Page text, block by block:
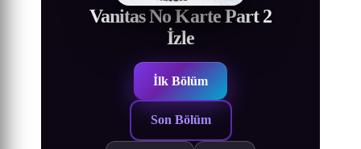
Vanitas No Karte Part 2
İzle
İlk Bölüm
Son Bölüm